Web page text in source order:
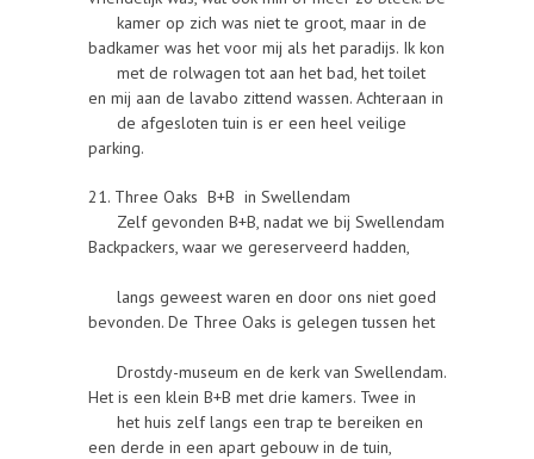
kamer op zich was niet te groot, maar in de
badkamer was het voor mij als het paradijs. Ik kon
met de rolwagen tot aan het bad, het toilet
en mij aan de lavabo zittend wassen. Achteraan in
de afgesloten tuin is er een heel veilige
parking.
21. Three Oaks B+B in Swellendam
Zelf gevonden B+B, nadat we bij Swellendam
Backpackers, waar we gereserveerd hadden,
langs geweest waren en door ons niet goed
bevonden. De Three Oaks is gelegen tussen het
Drostdy-museum en de kerk van Swellendam.
Het is een klein B+B met drie kamers. Twee in
het huis zelf langs een trap te bereiken en
een derde in een apart gebouw in de tuin,